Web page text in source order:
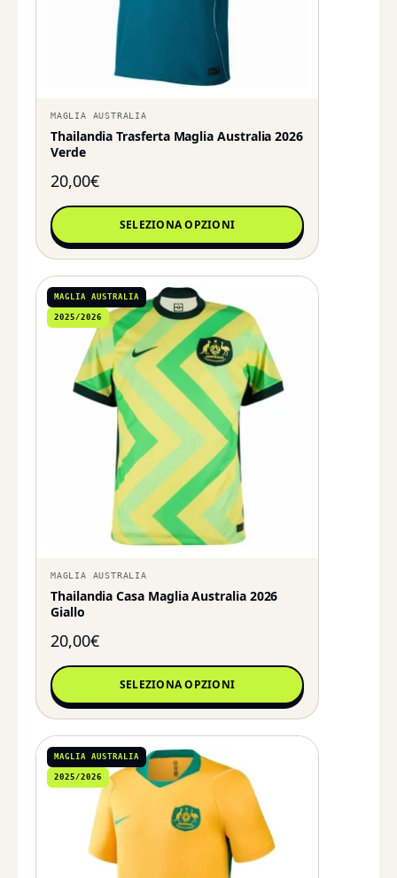
MAGLIA AUSTRALIA
Thailandia Trasferta Maglia Australia 2026
Verde
20,00€
SELEZIONA OPZIONI
MAGLIA AUSTRALIA
2025/2026
MAGLIA AUSTRALIA
Thailandia Casa Maglia Australia 2026
Giallo
20,00€
SELEZIONA OPZIONI
MAGLIA AUSTRALIA
2025/2026